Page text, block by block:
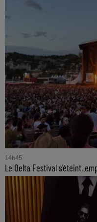
14h45
Le Delta Festival s'éteint,